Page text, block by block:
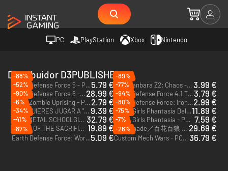
PC PlayStation Xbox Nintendo
Distribuidor D3PUBLISHER
-88%
Earth Defense Force 5 - PC (Steam)5.79 €
-89%
Onechanbara Z2: Chaos - PC (Steam) 3.99 €
-52%
Earth Defense Force 6 - PC (Steam) 28.99 €
-77%
Earth Defense Force 4.1 The Shadow of New Despair - PC (Steam)3.79 €
-90%
Ed-0: Zombie Uprising - PC (Steam) 2.79 €
-94%
Earth Defense Force: Iron Rain - PC (Steam)2.99 €
-6%
¡EY! ¿QUIERES JUGAR A "ESOS JUEGOS", VERDAD? ¡PUES AQUÍ LOS TIENES! VEAMOS CÓMO LOS COMPLETAS. - PC (Steam) 9.39 €
-80%
Bullet Girls Phantasia Deluxe Edition - PC (Steam)11.89 €
-34%
FULL METAL SCHOOLGIRL - PC (Steam) 32.79 €
-75%
Bullet Girls Phantasia - PC (Steam) 7.59 €
-41%
ABYSS OF THE SACRIFICE - PC (Steam) 19.89 €
-7%
Nightshade／百花百狼 - PC (Steam) 29.69 €
-87%
Earth Defense Force: World Brothers - PC (Steam)5.09 €
-26%
Custom Mech Wars - PC (Steam) 36.79 €